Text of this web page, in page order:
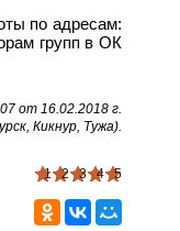
по адресам:
групп в ОК
от 16.02.2018 г.
Кикнур, Тужа).
1 2 3 4 5